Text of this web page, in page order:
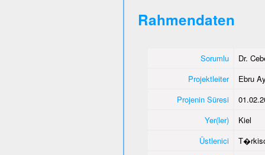
Rahmendaten
Sorumlu
Dr.
Projektleiter
Ebru
Projenin Süresi
Yer(ler)
Kiel
Üstlenici